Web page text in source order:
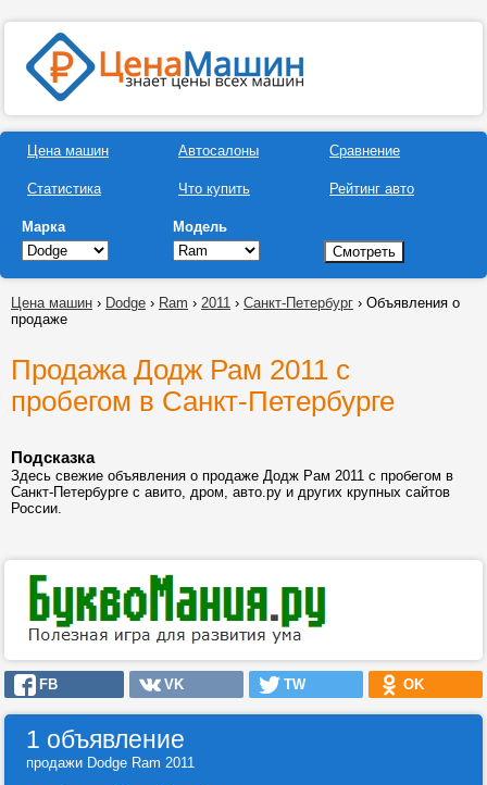
Цена машин
Статистика
Автосалоны
Что купить
Сравнение
Рейтинг авто
Марка Модель
Цена машин › Dodge › Ram › 2011 › Санкт-Петербург › Объявления о
продаже
Продажа Додж Рам 2011 с
пробегом в Санкт-Петербурге
Подсказка
Здесь свежие объявления о продаже Додж Рам 2011 с пробегом в
Санкт-Петербурге с авито, дром, авто.ру и других крупных сайтов
России.
FB VK TW OK
1 объявление
продажи Dodge Ram 2011